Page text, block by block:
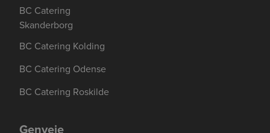
BC Catering
Skanderborg
BC Catering Kolding
BC Catering Odense
BC Catering Roskilde